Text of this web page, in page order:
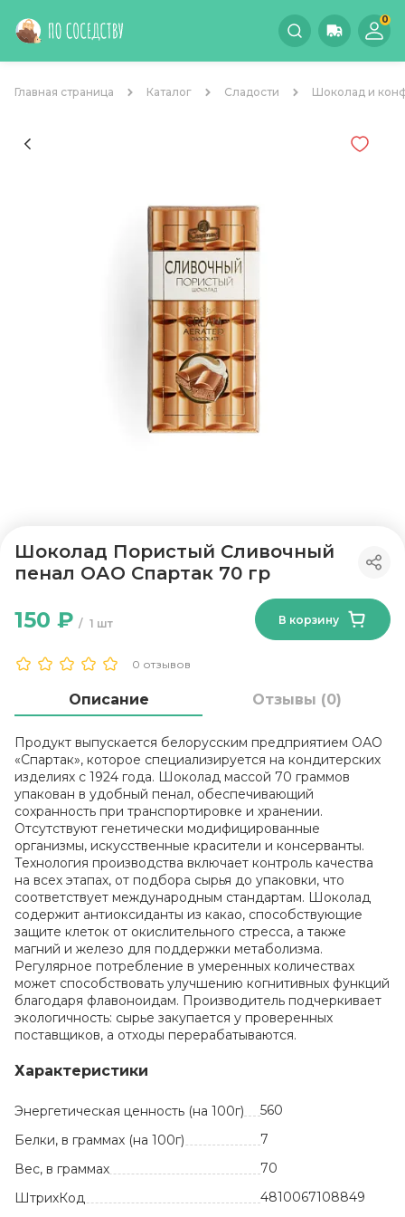
0
Главная страница Каталог Сладости Шоколад и
Шоколад Пористый Сливочный
пенал ОАО Спартак 70 гр
0 отзывов
1 шт
150 ₽ В корзину
Описание Отзывы (0)
Продукт выпускается белорусским предприятием ОАО
«Спартак», которое специализируется на кондитерских
изделиях с 1924 года. Шоколад массой 70 граммов
упакован в удобный пенал, обеспечивающий
сохранность при транспортировке и хранении.
Отсутствуют генетически модифицированные
организмы, искусственные красители и консерванты.
Технология производства включает контроль качества
на всех этапах, от подбора сырья до упаковки, что
соответствует международным стандартам. Шоколад
содержит антиоксиданты из какао, способствующие
защите клеток от окислительного стресса, а также
магний и железо для поддержки метаболизма.
Регулярное потребление в умеренных количествах
может способствовать улучшению когнитивных функций
благодаря флавоноидам. Производитель подчеркивает
экологичность: сырье закупается у проверенных
поставщиков, а отходы перерабатываются.
Характеристики
Энергетическая ценность (на 100г)
560
Белки, в граммах (на 100г)
7
Вес, в граммах
70
ШтрихКод
4810067108849